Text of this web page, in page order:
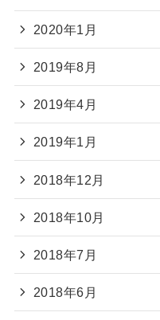
2020年1月
2019年8月
2019年4月
2019年1月
2018年12月
2018年10月
2018年7月
2018年6月